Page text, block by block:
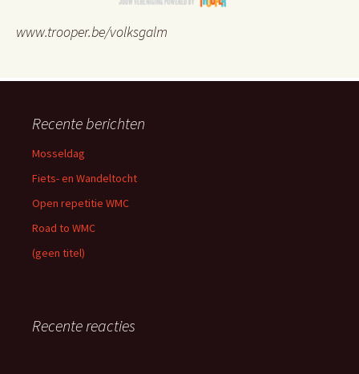
www.trooper.be/volksgalm
Recente berichten
Mosseldag
Fiets- en Wandeltocht
Open repetitie WMC
Road to WMC
(geen titel)
Recente reacties